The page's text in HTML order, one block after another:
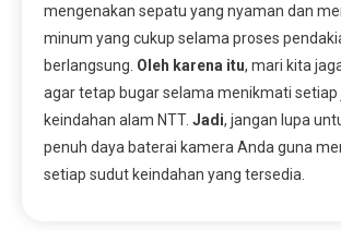
mengenakan sepatu yang nyaman dan
minum yang cukup selama proses
berlangsung. Oleh karena itu, mari kita
agar tetap bugar selama menikmati setiap
keindahan alam NTT. Jadi, jangan lupa
penuh daya baterai kamera Anda guna
setiap sudut keindahan yang tersedia.